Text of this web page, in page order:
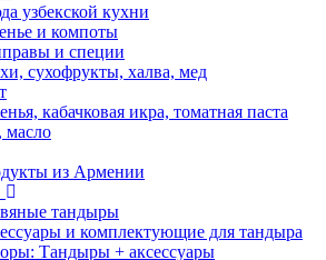
узбекской кухни
и компоты
и специи
сухофрукты, халва, мед
кабачковая икра, томатная паста
масло
из Армении
тандыры
и комплектующие для тандыра
Тандыры + аксессуары